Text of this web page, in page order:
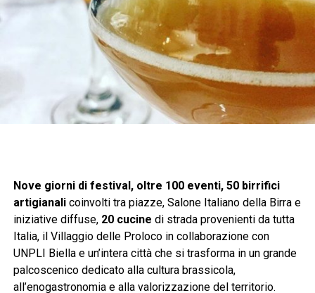
Nove giorni di festival, oltre 100 eventi, 50 birrifici
artigianalicoinvolti tra piazze, Salone Italiano della Birra e
iniziative diffuse,20 cucine di strada provenienti da tutta
Italia, il Villaggio delle Proloco in collaborazione con
UNPLI Biella e un’intera città che si trasforma in un grande
palcoscenico dedicato alla cultura brassicola,
all’enogastronomia e alla valorizzazione del territorio.